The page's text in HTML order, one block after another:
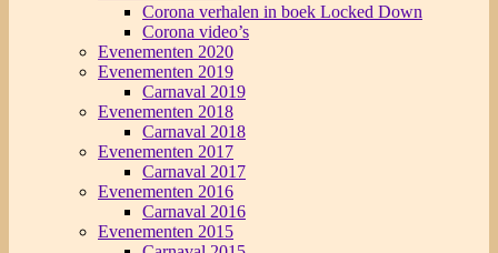
Corona verhalen in boek Locked Down
Corona video’s
Evenementen 2020
Evenementen 2019
Carnaval 2019
Evenementen 2018
Carnaval 2018
Evenementen 2017
Carnaval 2017
Evenementen 2016
Carnaval 2016
Evenementen 2015